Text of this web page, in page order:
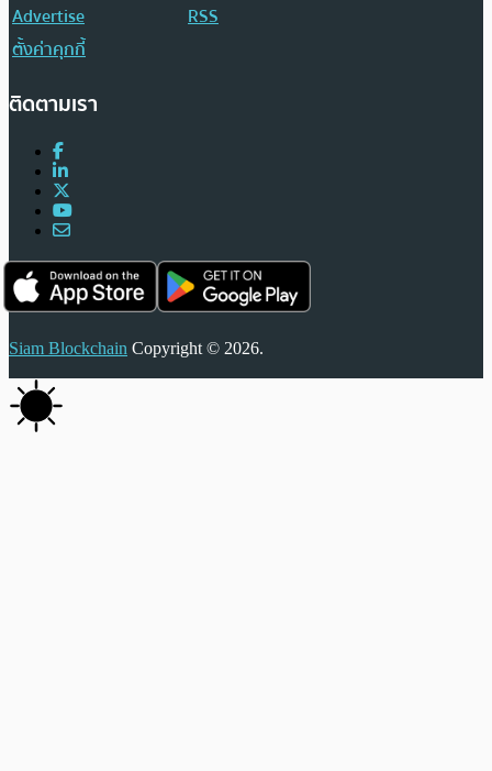
Advertise
RSS
ตั้งค่าคุกกี้
ติดตามเรา
Siam Blockchain Copyright © 2026.